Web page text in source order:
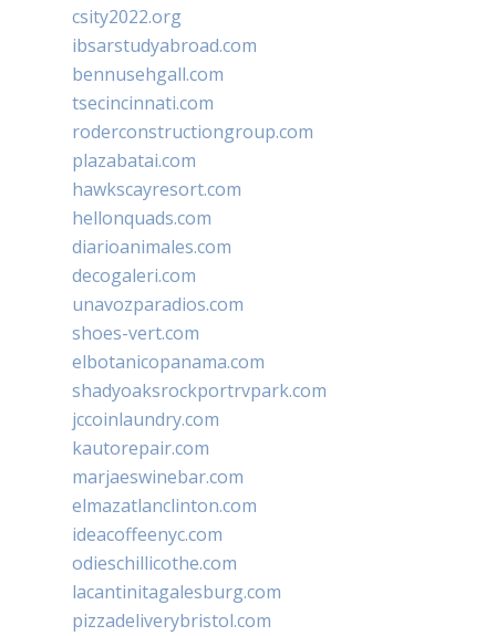
csity2022.org
ibsarstudyabroad.com
bennusehgall.com
tsecincinnati.com
roderconstructiongroup.com
plazabatai.com
hawkscayresort.com
hellonquads.com
diarioanimales.com
decogaleri.com
unavozparadios.com
shoes-vert.com
elbotanicopanama.com
shadyoaksrockportrvpark.com
jccoinlaundry.com
kautorepair.com
marjaeswinebar.com
elmazatlanclinton.com
ideacoffeenyc.com
odieschillicothe.com
lacantinitagalesburg.com
pizzadeliverybristol.com